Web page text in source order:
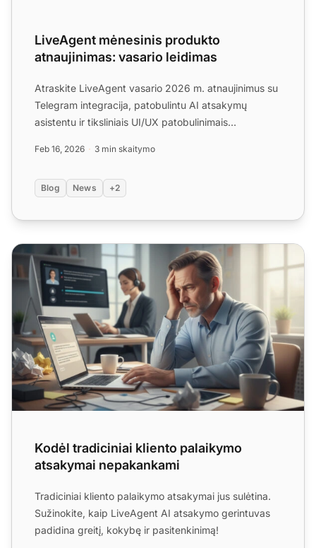
LiveAgent mėnesinis produkto
atnaujinimas: vasario leidimas
Atraskite LiveAgent vasario 2026 m. atnaujinimus su
Telegram integracija, patobulintu AI atsakymų
asistentu ir tiksliniais UI/UX patobulinimais
Feb 16, 2026 3 min skaitymo
Blog News +2
Kodėl tradiciniai kliento palaikymo atsakymai
Kodėl tradiciniai kliento palaikymo
atsakymai nepakankami
Tradiciniai kliento palaikymo atsakymai jus sulėtina.
Sužinokite, kaip LiveAgent AI atsakymo gerintuvas
padidina greitį, kokybę ir pasitenkinimą!